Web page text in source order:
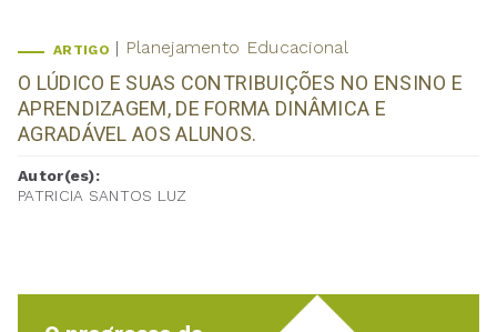
ARTIGO Planejamento Educacional
O LÚDICO E SUAS CONTRIBUIÇÕES NO ENSINO E
APRENDIZAGEM, DE FORMA DINÂMICA E
AGRADÁVEL AOS ALUNOS.
Autor(es):
PATRICIA SANTOS LUZ